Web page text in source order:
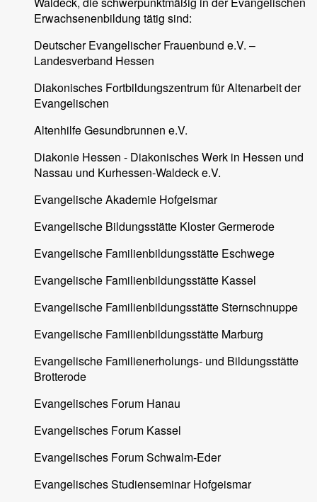
Erwachsenenbildung tätig sind:
Deutscher Evangelischer Frauenbund e.V. –
Landesverband Hessen
Diakonisches Fortbildungszentrum für Altenarbeit der
Evangelischen
Altenhilfe Gesundbrunnen e.V.
Diakonie Hessen - Diakonisches Werk in Hessen und
Nassau und Kurhessen-Waldeck e.V.
Evangelische Akademie Hofgeismar
Evangelische Bildungsstätte Kloster Germerode
Evangelische Familienbildungsstätte Eschwege
Evangelische Familienbildungsstätte Kassel
Evangelische Familienbildungsstätte Sternschnuppe
Evangelische Familienbildungsstätte Marburg
Evangelische Familienerholungs- und Bildungsstätte
Brotterode
Evangelisches Forum Hanau
Evangelisches Forum Kassel
Evangelisches Forum Schwalm-Eder
Evangelisches Studienseminar Hofgeismar